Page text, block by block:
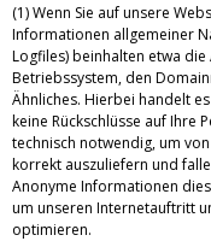
(1) Wenn Sie auf unsere
Informationen allgemeiner
Logfiles) beinhalten etwa
Betriebssystem, den
Ähnliches. Hierbei handelt
keine Rückschlüsse auf Ihre
technisch notwendig, um
korrekt auszuliefern und
Anonyme Informationen
um unseren Internetauftritt
optimieren.